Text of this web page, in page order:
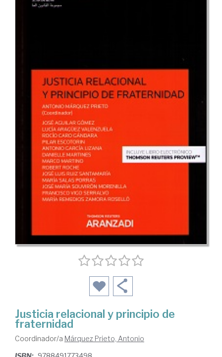
Justicia relacional y principio de
fraternidad
Coordinador/a Márquez Prieto, Antonio